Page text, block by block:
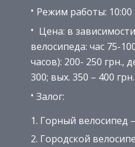
Режим работы: 10:00
Цена: в
велосипеда: час 75-
часов): 200- 250 грн.,
300; вых. 350 – 400 грн.
Залог:
Горный велосипед
Городской